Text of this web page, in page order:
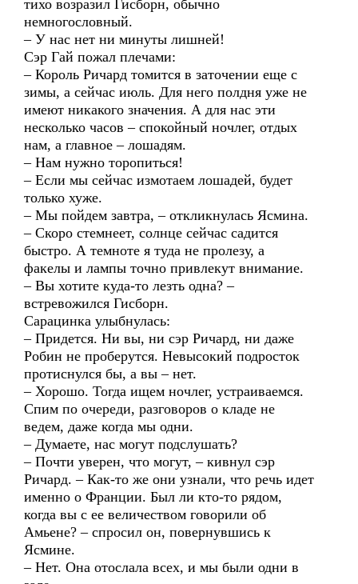
тихо возразил Гисборн, обычно
немногословный.
– У нас нет ни минуты лишней!
Сэр Гай пожал плечами:
– Король Ричард томится в заточении еще с
зимы, а сейчас июль. Для него полдня уже не
имеют никакого значения. А для нас эти
несколько часов – спокойный ночлег, отдых
нам, а главное – лошадям.
– Нам нужно торопиться!
– Если мы сейчас измотаем лошадей, будет
только хуже.
– Мы пойдем завтра, – откликнулась Ясмина.
– Скоро стемнеет, солнце сейчас садится
быстро. А темноте я туда не пролезу, а
факелы и лампы точно привлекут внимание.
– Вы хотите куда-то лезть одна? –
встревожился Гисборн.
Сарацинка улыбнулась:
– Придется. Ни вы, ни сэр Ричард, ни даже
Робин не проберутся. Невысокий подросток
протиснулся бы, а вы – нет.
– Хорошо. Тогда ищем ночлег, устраиваемся.
Спим по очереди, разговоров о кладе не
ведем, даже когда мы одни.
– Думаете, нас могут подслушать?
– Почти уверен, что могут, – кивнул сэр
Ричард. – Как-то же они узнали, что речь идет
именно о Франции. Был ли кто-то рядом,
когда вы с ее величеством говорили об
Амьене? – спросил он, повернувшись к
Ясмине.
– Нет. Она отослала всех, и мы были одни в